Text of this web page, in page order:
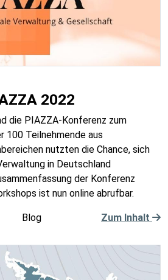
2022
die PIAZZA-Konferenz zum
Teilnehmende aus
nutzten die Chance, sich
in Deutschland
der Konferenz
ist nun online abrufbar.
Blog Zum Inhalt